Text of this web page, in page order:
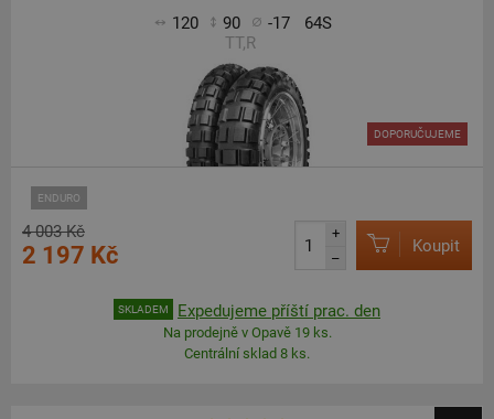
120 90 -17
64S
TT,R
ENDURO
DOPORUČUJEME
4 003 Kč
2 197 Kč
+
–
Koupit
SKLADEM Expedujeme příští prac. den
Na prodejně v Opavě 19 ks.
Centrální sklad 8 ks.